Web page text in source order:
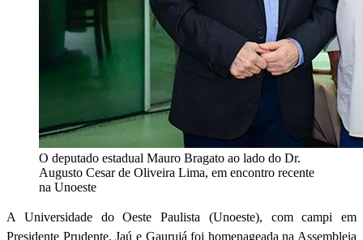
O deputado estadual Mauro Bragato ao lado do Dr.
Augusto Cesar de Oliveira Lima, em encontro recente
na Unoeste
A Universidade do Oeste Paulista (Unoeste), com campi em
Presidente Prudente, Jaú e Gaurujá foi homenageada na Assembleia